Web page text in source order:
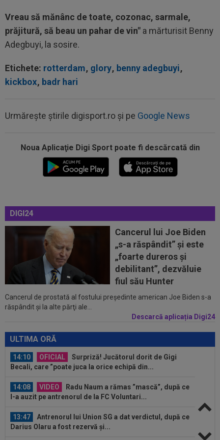
Vreau să mănânc de toate, cozonac, sarmale,
prăjitură, să beau un pahar de vin" a mărturisit Benny
Adegbuyi, la sosire.
Etichete: rotterdam, glory, benny adegbuyi,
kickbox, badr hari
Urmărește știrile digisport.ro și pe Google News
Noua Aplicaţie Digi Sport poate fi descărcată din
DIGI24
Cancerul lui Joe Biden
„s-a răspândit” şi este
„foarte dureros și
debilitant”, dezvăluie
fiul său Hunter
Cancerul de prostată al fostului preşedinte american Joe Biden s-a
răspândit şi la alte părţi ale...
Descarcă aplicația Digi24
ULTIMA ORĂ
14:08 VIDEO
Radu Naum a rămas ”mască”, după ce
l-a auzit pe antrenorul de la FC Voluntari...
Antrenorul lui Union SG a dat verdictul, după ce
13:26
Cine e Leonardo Bovio, ”viitorul fundaș al
Italiei” propus de Cristi Chivu la...
S-a aflat echipa din Serie A la care poate
ajunge Ștefan Baiaram! 6 milioane de...
”Pachet de 6 cifre” + 50.000 de euro pentru
amanta lui Infantino? Comunicat...
14:36 OFICIAL
România și-a anunțat lotul pentru
Campionatul European de la Zagreb
Argeș, după 6-2, 6-1 cu Giannicola Misasi
14:10 OFICIAL
Surpriză! Jucătorul dorit de Gigi
Becali, care ”poate juca la orice echipă din...
14:08 VIDEO
Radu Naum a rămas ”mască”, după ce
l-a auzit pe antrenorul de la FC Voluntari...
13:47
Antrenorul lui Union SG a dat verdictul, după ce
Darius Olaru a fost rezervă și...